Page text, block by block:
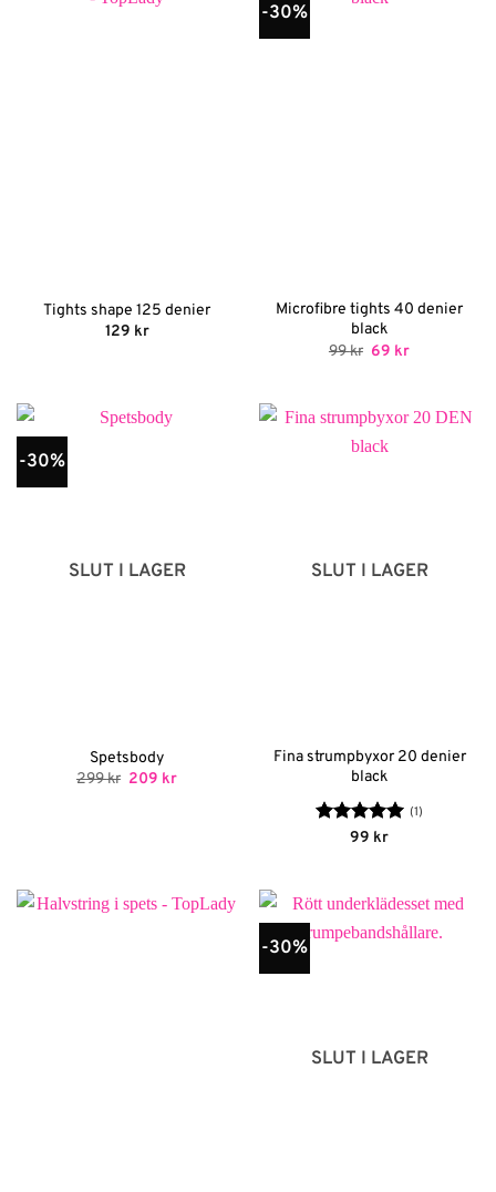
Tights shape 125 denier
129 kr
-30%
Microfibre tights 40 denier
black
99kr Det
99 kr.
69 krDet
69 kr.
-30%
SLUT I LAGER
Spetsbody
299kr Det
209 krDet
SLUT I LAGER
Fina strumpbyxor 20 denier
black
Betygsatt
(1)
99 kr
-30%
SLUT I LAGER